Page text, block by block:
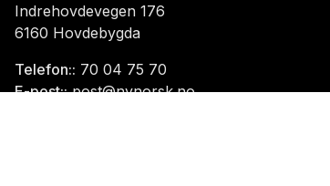
Indrehovdevegen 176
6160 Hovdebygda
Telefon:: 70 04 75 70
E-post:: post@nynorsk.no